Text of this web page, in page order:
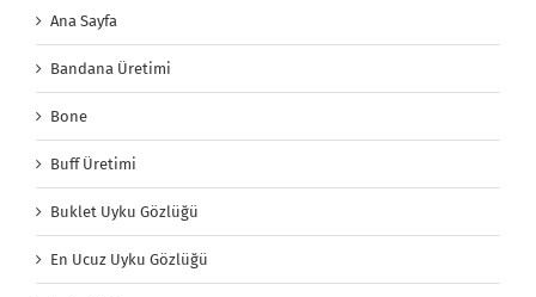
Ana Sayfa
Bandana Üretimi
Bone
Buff Üretimi
Buklet Uyku Gözlüğü
En Ucuz Uyku Gözlüğü